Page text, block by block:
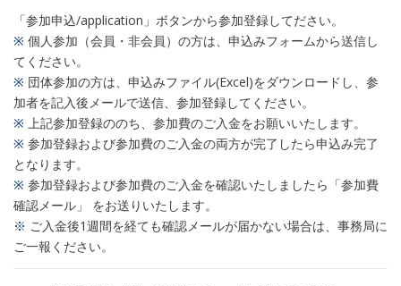
「参加申込/application」ボタンから参加登録してださい。
※ 個人参加（会員・非会員）の方は、申込みフォームから送信し
てください。
※ 団体参加の方は、申込みファイル(Excel)をダウンロードし、参
加者を記入後メールで送信、参加登録してください。
※ 上記参加登録ののち、参加費のご入金をお願いいたします。
※ 参加登録および参加費のご入金の両方が完了したら申込み完了
となります。
※ 参加登録および参加費のご入金を確認いたしましたら「参加費
確認メール」 をお送りいたします。
※ ご入金後1週間を経ても確認メールが届かない場合は、事務局に
ご一報ください。